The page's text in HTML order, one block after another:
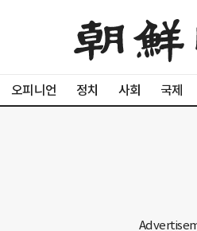
오피니언 정치 사회 국제